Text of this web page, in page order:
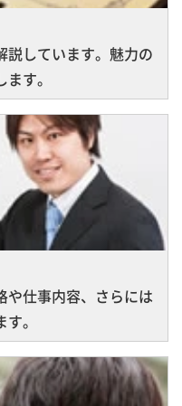
説しています。魅力の
す。
や仕事内容、さらには
。